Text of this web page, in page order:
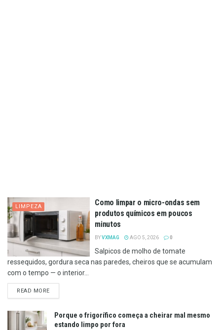
LIMPEZA
Como limpar o micro-ondas sem
produtos químicos em poucos
minutos
BYVXMAG AGO 5, 2026 0
Salpicos de molho de tomate
ressequidos, gordura seca nas paredes, cheiros que se acumulam
com o tempo — o interior...
READ MOREDETAILS
Porque o frigorífico começa a cheirar mal mesmo
estando limpo por fora